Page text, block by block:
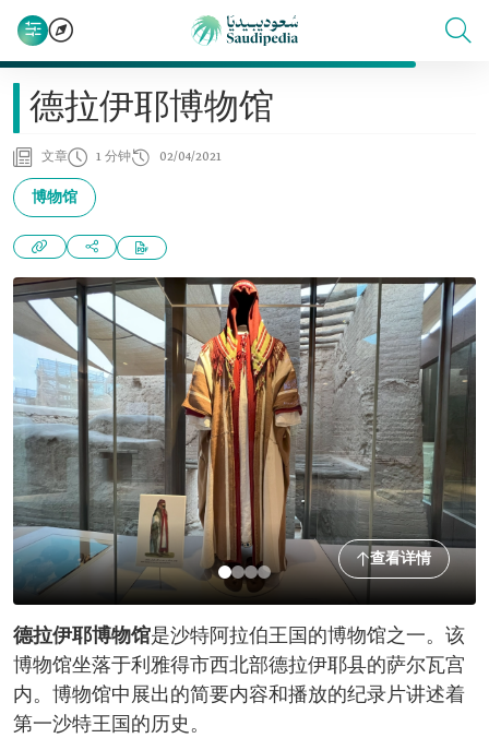
德拉伊耶博物馆
文章 1 分钟 02/04/2021
博物馆
查看详情
德拉伊耶博物馆是沙特阿拉伯王国的博物馆之一。该
博物馆坐落于利雅得市西北部德拉伊耶县的萨尔瓦宫
内。博物馆中展出的简要内容和播放的纪录片讲述着
第一沙特王国的历史。